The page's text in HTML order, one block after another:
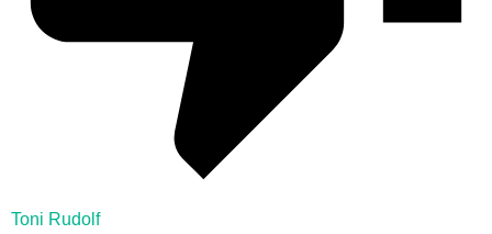
Toni Rudolf